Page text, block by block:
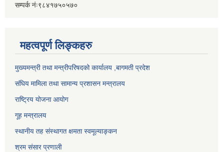
सम्पर्क नंः९८४१७५०५७०
महत्वपूर्ण लिङ्कहरु
मुख्यमन्त्री तथा मन्त्रीपरिषदको कार्यालय ,बागमती प्रदेश
संघिय मामिला तथा सामान्य प्रशासन मन्त्रालय
राष्ट्रिय योजना आयोग
गूह मन्त्रालय
स्थानीय तह संस्थागत क्षमता स्वमूल्याङ्कन
श्रम संसार प्रणाली